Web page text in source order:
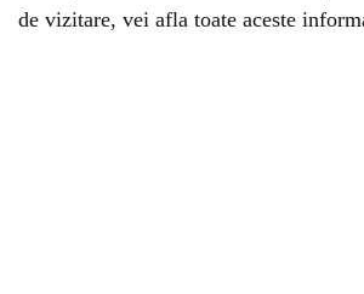
de vizitare, vei afla toate aceste